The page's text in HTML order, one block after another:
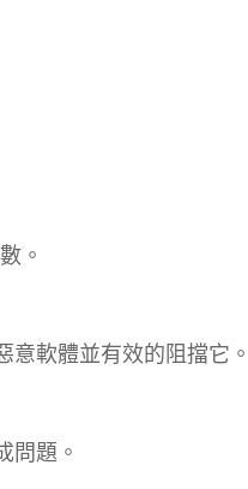
。
軟體並有效的阻擋它。
問題。